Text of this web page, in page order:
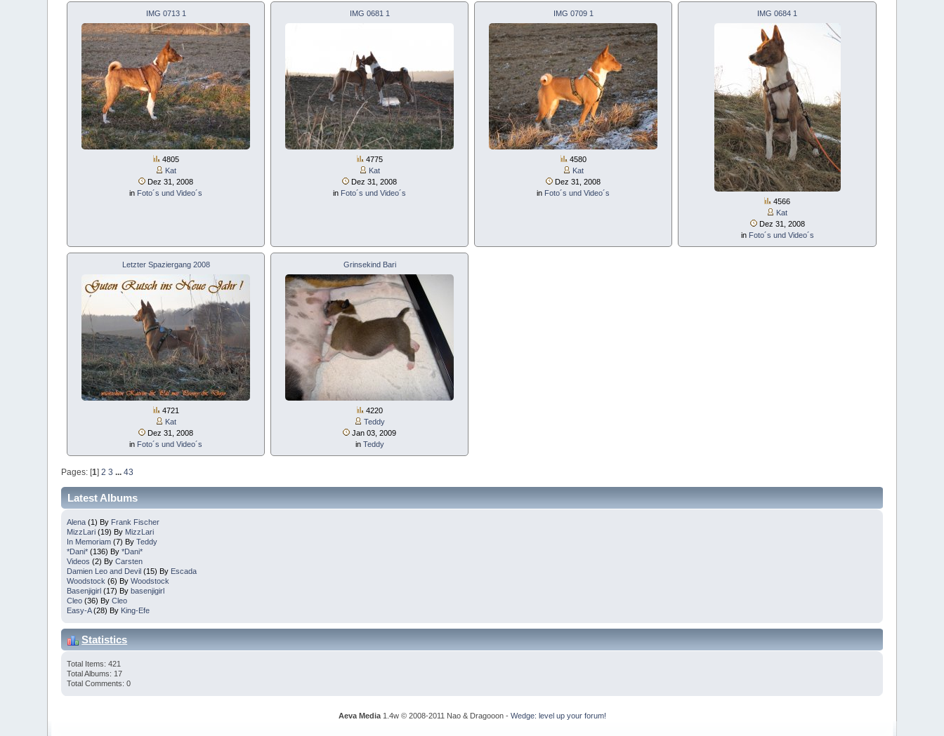
IMG 0713 1
4805
Kat
Dez 31, 2008
in Foto´s und Video´s
IMG 0681 1
4775
Kat
Dez 31, 2008
in Foto´s und Video´s
IMG 0709 1
4580
Kat
Dez 31, 2008
in Foto´s und Video´s
IMG 0684 1
4566
Kat
Dez 31, 2008
in Foto´s und Video´s
Letzter Spaziergang 2008
4721
Kat
Dez 31, 2008
in Foto´s und Video´s
Grinsekind Bari
4220
Teddy
Jan 03, 2009
in Teddy
Pages: [1]2 3 ...43
Latest Albums
Alena (1) By Frank Fischer
MizzLari (19) By MizzLari
In Memoriam (7) ByTeddy
*Dani* (136) By*Dani*
Videos (2) ByCarsten
Damien Leo and Devil (15) By Escada
Woodstock (6) ByWoodstock
Basenjigirl (17) Bybasenjigirl
Cleo (36) ByCleo
Easy-A(28) By King-Efe
Statistics
Total Items: 421
Total Albums: 17
Total Comments: 0
Aeva Media1.4w © 2008-2011 Nao & Dragooon - Wedge: level up your forum!